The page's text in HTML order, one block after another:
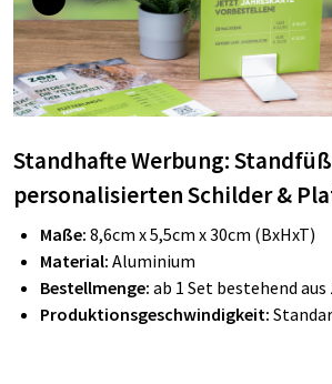
Standhafte Werbung:
personalisierten Schilder &
Maße: 8,6cm x 5,5cm x30cm (BxHxT)
Material: Aluminium
Bestellmenge: ab 1 Set bestehend
Produktionsgeschwindigkeit: